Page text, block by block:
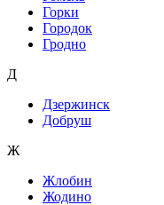
Горки
Городок
Гродно
Д
Дзержинск
Добруш
Ж
Жлобин
Жодино